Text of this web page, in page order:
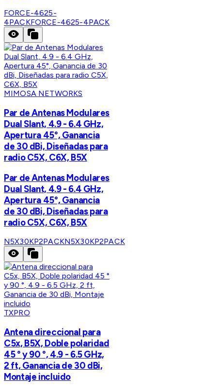
FORCE-4625-
4PACKFORCE-4625-4PACK
MIMOSA NETWORKS
Par de Antenas Modulares
Dual Slant, 4.9 - 6.4 GHz,
Apertura 45°, Ganancia
de 30 dBi, Diseñadas para
radio C5X, C6X, B5X
Par de Antenas Modulares
Dual Slant, 4.9 - 6.4 GHz,
Apertura 45°, Ganancia
de 30 dBi, Diseñadas para
radio C5X, C6X, B5X
N5X30KP2PACKN5X30KP2PACK
TXPRO
Antena direccional para
C5x, B5X, Doble polaridad
45 ° y 90 °, 4.9 - 6.5 GHz,
2 ft, Ganancia de 30 dBi,
Montaje incluido